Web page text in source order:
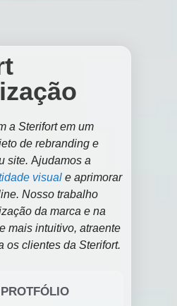
a Sterifort em um
de rebranding e
site. Ajudamos a
visual e aprimorar
Nosso trabalho
da marca e na
mais intuitivo, atraente
os clientes da Sterifort.